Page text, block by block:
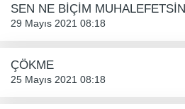
SEN NE BİÇİM MUHALEFETSİN
29 Mayıs 2021 08:18
ÇÖKME
25 Mayıs 2021 08:18